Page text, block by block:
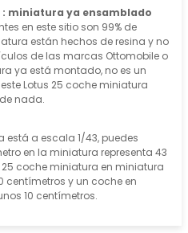
miniatura ya ensamblado
en este sitio son 99% de
están hechos de resina y no
de las marcas Ottomobile o
ya está montado, no es un
Lotus 25 coche miniatura
nada.
a escala 1/43, puedes
en la miniatura representa 43
25 coche miniatura en miniatura
centímetros y un coche en
10 centímetros.